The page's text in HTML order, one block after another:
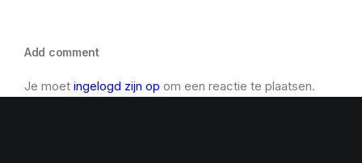
Add comment
Je moet ingelogd zijn op om een reactie te plaatsen.